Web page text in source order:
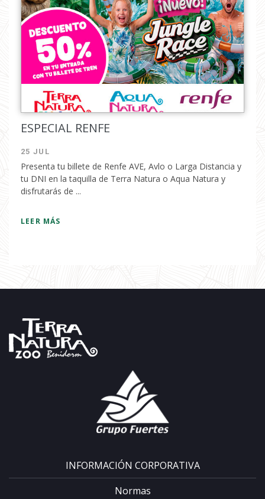
ESPECIAL RENFE
25 JUL
Presenta tu billete de Renfe AVE, Avlo o Larga Distancia y
tu DNI en la taquilla de Terra Natura o Aqua Natura y
disfrutarás de ...
LEER MÁS
INFORMACIÓN CORPORATIVA
Normas